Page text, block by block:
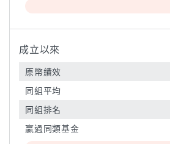
成立以來
原幣績效
同組平均
同組排名
贏過同類基金